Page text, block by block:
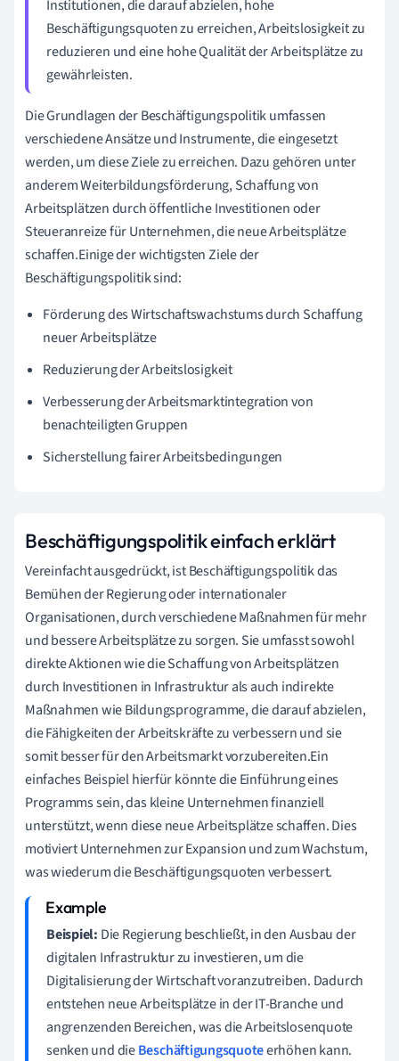
Institutionen, die darauf abzielen, hohe
Beschäftigungsquoten zu erreichen, Arbeitslosigkeit zu
reduzieren und eine hohe Qualität der Arbeitsplätze zu
gewährleisten.
Die Grundlagen der Beschäftigungspolitik umfassen
verschiedene Ansätze und Instrumente, die eingesetzt
werden, um diese Ziele zu erreichen. Dazu gehören unter
anderem Weiterbildungsförderung, Schaffung von
Arbeitsplätzen durch öffentliche Investitionen oder
Steueranreize für Unternehmen, die neue Arbeitsplätze
schaffen.Einige der wichtigsten Ziele der
Beschäftigungspolitik sind:
Förderung des Wirtschaftswachstums durch Schaffung
neuer Arbeitsplätze
Reduzierung der Arbeitslosigkeit
Verbesserung der Arbeitsmarktintegration von
benachteiligten Gruppen
Sicherstellung fairer Arbeitsbedingungen
Beschäftigungspolitik einfach erklärt
Vereinfacht ausgedrückt, ist Beschäftigungspolitik das
Bemühen der Regierung oder internationaler
Organisationen, durch verschiedene Maßnahmen für mehr
und bessere Arbeitsplätze zu sorgen. Sie umfasst sowohl
direkte Aktionen wie die Schaffung von Arbeitsplätzen
durch Investitionen in Infrastruktur als auch indirekte
Maßnahmen wie Bildungsprogramme, die darauf abzielen,
die Fähigkeiten der Arbeitskräfte zu verbessern und sie
somit besser für den Arbeitsmarkt vorzubereiten.Ein
einfaches Beispiel hierfür könnte die Einführung eines
Programms sein, das kleine Unternehmen finanziell
unterstützt, wenn diese neue Arbeitsplätze schaffen. Dies
motiviert Unternehmen zur Expansion und zum Wachstum,
was wiederum die Beschäftigungsquoten verbessert.
Beispiel: Die Regierung beschließt, in den Ausbau der
digitalen Infrastruktur zu investieren, um die
Digitalisierung der Wirtschaft voranzutreiben. Dadurch
entstehen neue Arbeitsplätze in der IT-Branche und
angrenzenden Bereichen, was die Arbeitslosenquote
senken und dieBeschäftigungsquoteerhöhen kann.